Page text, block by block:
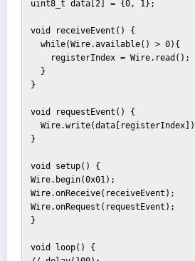
uint8_t data[2] = {0, 1};
void receiveEvent() {
}
void requestEvent() {
}
void setup() {
Wire.begin(0x01);
Wire.onReceive(receiveEvent);
Wire.onRequest(requestEvent);
}
void loop() {